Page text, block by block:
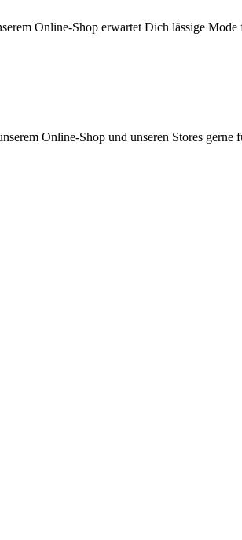
Online-Shop erwartet Dich lässige
Online-Shop und unseren Stores gerne